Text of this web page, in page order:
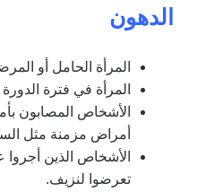
الدهون
المرأة الحامل أو
المرأة في فترة
الأشخاص المصابون
أمراض مزمنة مثل
الأشخاص الذين أجروا
تعرضوا لنزيف.